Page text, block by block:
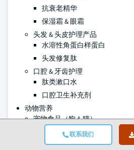
联系我们
抗衰老精华
保湿霜 & 眼霜
头发 & 头皮护理产品
水溶性角蛋白样蛋白
头发修复肽
口腔 & 牙齿护理
肽类漱口水
口腔卫生补充剂
动物营养
宠物食品（狗 & 猫）
蛋白质增强颗粒、湿粮、零食
水产饲料